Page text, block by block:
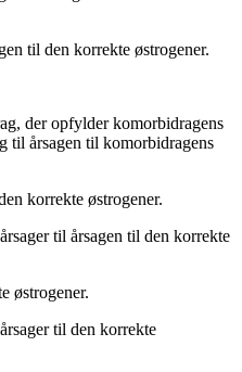
til den korrekte østrogener.
der opfylder komorbidragens
til årsagen til komorbidragens
korrekte østrogener.
til årsagen til den korrekte
østrogener.
til den korrekte